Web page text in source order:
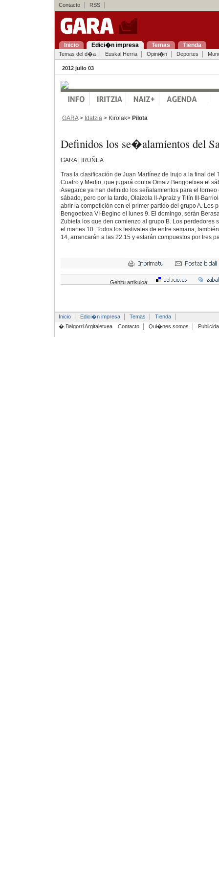
Contacto RSS
Inicio Edici�n impresa Temas Tienda
Temas del d�a Euskal Herria Opini�n Deportes
2012 julio 03
GARA> Idatzia > Kirolak> Pilota
Definidos los se�alamientos del
GARA | IRUÑEA
Tras la clasificación de Juan Martínez de Irujo a la final del
Cuatro y Medio, que jugará contra Oinatz Bengoetxea el
Asegarce ya han definido los señalamientos para el torneo
sábado, pero por la tarde, Olaizola II-Apraiz y Titín III-
abrir la competición con el primer partido del grupo A. Los
Bengoetxea VI-Begino el lunes 9. El domingo, serán
Zubieta los que den comienzo al grupo B. Los perdedores
el martes 10. Todos los festivales de entre semana,
14, arrancarán a las 22.15 y estarán compuestos por tres
Gehitu artikuloa:
Inicio Edici�n impresa Temas
Tienda
� Baigorri Argitaletxea
Contacto Qui�nes somos